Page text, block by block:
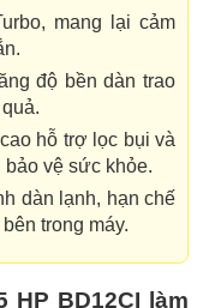
mang lại cảm
độ bền dàn trao
hỗ trợ lọc bụi và
bảo vệ sức khỏe.
dàn lạnh, hạn chế
trong máy.
HP BD12CI làm